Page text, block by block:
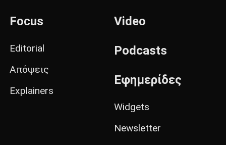
Focus
Editorial
Απόψεις
Explainers
Video
Podcasts
Εφημερίδες
Widgets
Newsletter